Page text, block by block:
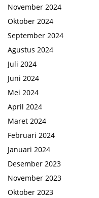
November 2024
Oktober 2024
September 2024
Agustus 2024
Juli 2024
Juni 2024
Mei 2024
April 2024
Maret 2024
Februari 2024
Januari 2024
Desember 2023
November 2023
Oktober 2023